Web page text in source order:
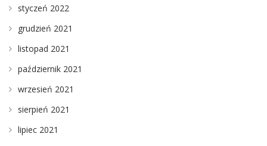
styczeń 2022
grudzień 2021
listopad 2021
październik 2021
wrzesień 2021
sierpień 2021
lipiec 2021